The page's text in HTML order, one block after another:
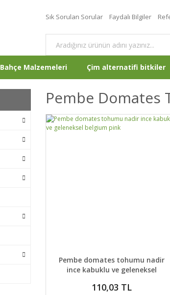
Sık Sorulan Sorular Faydalı Bilgiler
Bahçe Malzemeleri Çim alternatifi bitkiler
Pembe Domates
DETAYLAR SEPETE EKLE
Pembe domates tohumu nadir
ince kabuklu ve geleneksel
110,03 TL